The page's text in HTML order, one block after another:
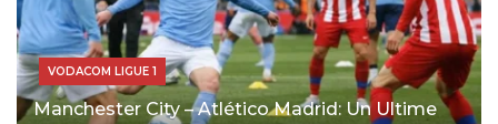
VODACOM LIGUE 1
Manchester City – Atlético Madrid: Un Ultime